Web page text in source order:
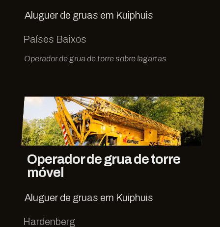
Aluguer de gruas em Kuiphuis
Países Baixos
Operador de grua de torre sobre lagartas
Operador de grua de torre
móvel
Aluguer de gruas em Kuiphuis
Hardenberg